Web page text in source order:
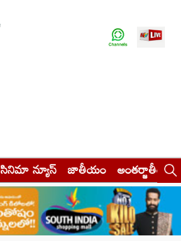
సినిమా న్యూస్ జాతీయం అంతర్జాతీయం